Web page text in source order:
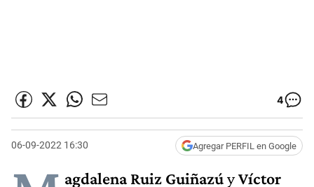
4
06-09-2022 16:30 Agregar PERFIL en Google
agdalena Ruiz GuiñazúyVíctor